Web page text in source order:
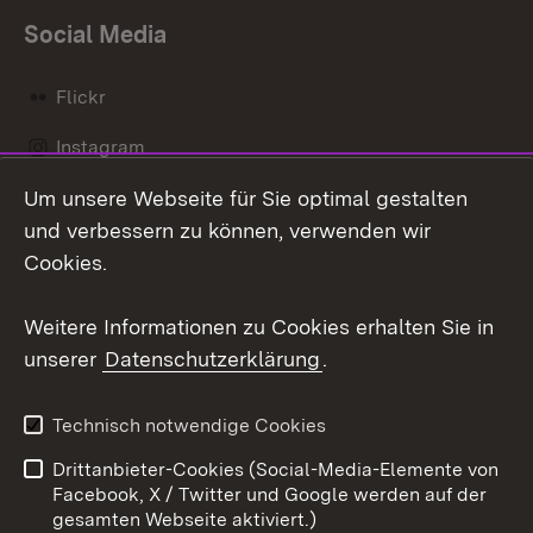
Social Media
Flickr
Instagram
Social Wall
Barrierefreiheit
Benutzungshinweise
Impressum
Cookies
Um unsere Webseite für Sie optimal gestalten
und verbessern zu können, verwenden wir
Cookies.
Weitere Informationen zu Cookies erhalten Sie in
unserer Datenschutzerklärung.
Technisch notwendige Cookies
Drittanbieter-Cookies (Social-Media-Elemente von
Facebook, X / Twitter und Google werden auf der
gesamten Webseite aktiviert.)